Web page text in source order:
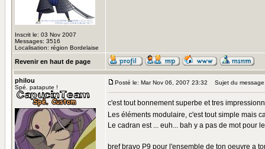
Inscrit le: 03 Nov 2007
Messages: 3516
Localisation: région Bordelaise
Revenir en haut de page
philou
Spé. patapute !
Posté le: Mar Nov 06, 2007 23:32 Sujet du
c'est tout bonnement superbe et tres
Les éléments modulaire, c'est tout simple mais
Le cadran est ... euh... bah y a pas de mot pour
bref bravo P9 pour l'ensemble de ton oeuvre a